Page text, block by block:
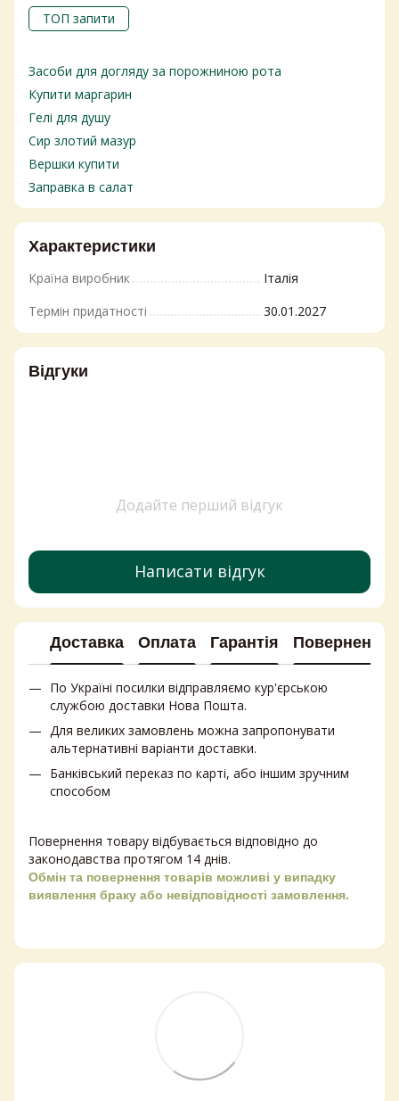
ТОП запити
Засоби для догляду за порожниною рота
Купити маргарин
Гелі для душу
Сир злотий мазур
Вершки купити
Заправка в салат
Сир на крем чіз
Плавлений сир
Купити засіб для миття посуду
Олівки масліни
Горіхи замовити
Купити чай київ
Купити дешеві крупи
Гострі соуси
Соус кисло солодкий
Характеристики
Країна виробник
Італія
Термін придатності
30.01.2027
Відгуки
Додайте перший відгук
Написати відгук
Доставка Оплата Гарантія Повернення
По Україні посилки відправляємо кур'єрською
службою доставки Нова Пошта.
Для великих замовлень можна запропонувати
альтернативні варіанти доставки.
Банківський переказ по карті, або іншим зручним
способом
Повернення товару відбувається відповідно до
законодавства протягом 14 днів.
Обмін та повернення товарів можливі у випадку
виявлення браку або невідповідності замовлення.